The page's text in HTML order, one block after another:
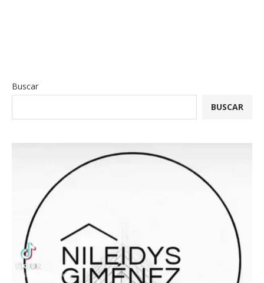
Buscar
BUSCAR